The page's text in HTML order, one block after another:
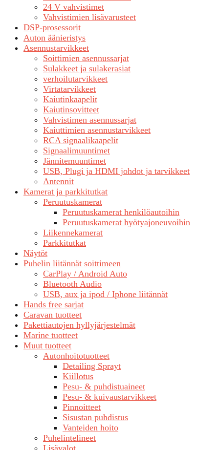
24 V vahvistimet
Vahvistimien lisävarusteet
DSP-prosessorit
Auton äänieristys
Asennustarvikkeet
Soittimien asennussarjat
Sulakkeet ja sulakerasiat
verhoilutarvikkeet
Virtatarvikkeet
Kaiutinkaapelit
Kaiutinsovitteet
Vahvistimen asennussarjat
Kaiuttimien asennustarvikkeet
RCA signaalikaapelit
Signaalimuuntimet
Jännitemuuntimet
USB, Plugi ja HDMI johdot ja tarvikkeet
Antennit
Kamerat ja parkkitutkat
Peruutuskamerat
Peruutuskamerat henkilöautoihin
Peruutuskamerat hyötyajoneuvoihin
Liikennekamerat
Parkkitutkat
Näytöt
Puhelin liitännät soittimeen
CarPlay / Android Auto
Bluetooth Audio
USB, aux ja ipod / Iphone liitännät
Hands free sarjat
Caravan tuotteet
Pakettiautojen hyllyjärjestelmät
Marine tuotteet
Muut tuotteet
Autonhoitotuotteet
Detailing Sprayt
Kiillotus
Pesu- & puhdistuaineet
Pesu- & kuivaustarvikkeet
Pinnoitteet
Sisustan puhdistus
Vanteiden hoito
Puhelintelineet